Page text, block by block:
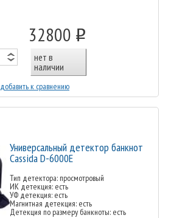
32800 o
нет в
наличии
добавить к сравнению
Универсальный детектор банкнот
Cassida D-6000E
Тип детектора: просмотровый
ИК детекция: есть
УФ детекция: есть
Магнитная детекция: есть
Детекция по размеру банкноты: есть